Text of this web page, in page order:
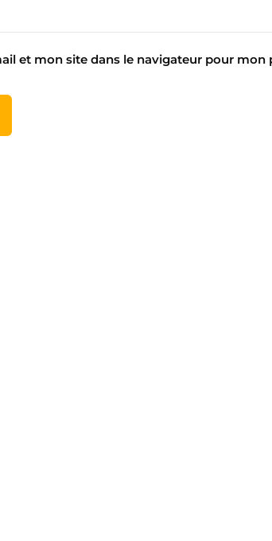
et mon site dans le navigateur pour